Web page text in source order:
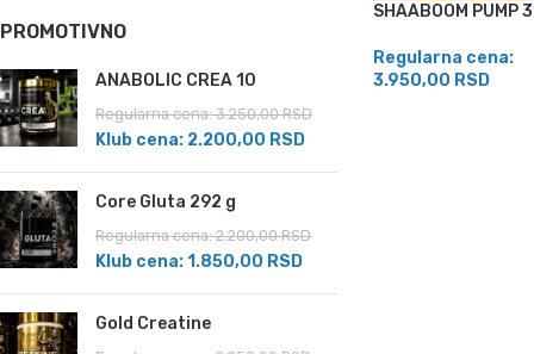
PROMOTIVNO
ANABOLIC CREA 10
Regularna cena:3.250,00RSD
Klub cena: 2.200,00 RSD
Core Gluta 292 g
Regularna cena:2.200,00RSD
Klub cena:1.850,00 RSD
Gold Creatine
SHAABOOM PUMP
Regularna cena:
3.950,00 RSD